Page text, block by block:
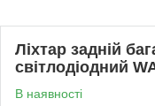
Ліхтар задній
світлодіодний
В наявності